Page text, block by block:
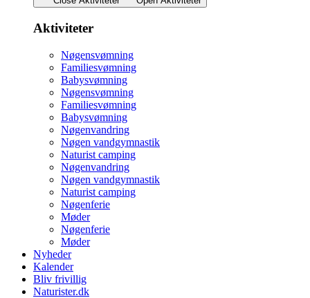
Aktiviteter
Nøgensvømning
Familiesvømning
Babysvømning
Nøgensvømning
Familiesvømning
Babysvømning
Nøgenvandring
Nøgen vandgymnastik
Naturist camping
Nøgenvandring
Nøgen vandgymnastik
Naturist camping
Nøgenferie
Møder
Nøgenferie
Møder
Nyheder
Kalender
Bliv frivillig
Naturister.dk